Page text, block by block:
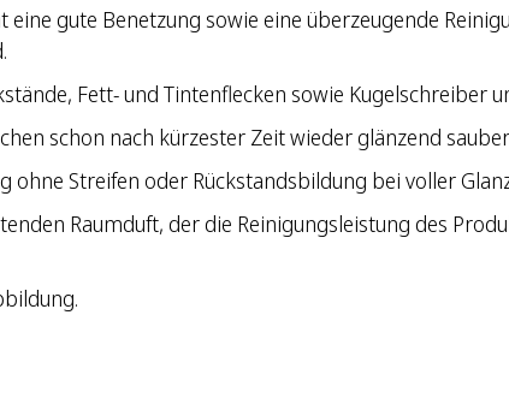
gute Benetzung sowie eine überzeugende
Fett- und Tintenflecken sowie Kugelschreiber
schon nach kürzester Zeit wieder glänzend
Streifen oder Rückstandsbildung bei voller
Raumduft, der die Reinigungsleistung des